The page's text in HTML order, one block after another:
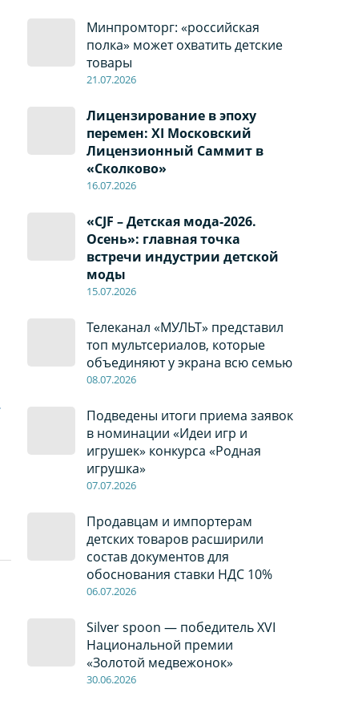
Минпромторг: «российская
полка» может охватить детские
товары
21.07.2026
Лицензирование в эпоху
перемен: XI Московский
Лицензионный Саммит в
«Сколково»
16.07.2026
«CJF – Детская мода-2026.
Осень»: главная точка
встречи индустрии детской
моды
15.07.2026
Телеканал «МУЛЬТ» представил
топ мультсериалов, которые
объединяют у экрана всю семью
08.07.2026
Подведены итоги приема заявок
в номинации «Идеи игр и
игрушек» конкурса «Родная
игрушка»
07.07.2026
Продавцам и импортерам
детских товаров расширили
состав документов для
обоснования ставки НДС 10%
06.07.2026
Silver spoon — победитель XVI
Национальной премии
«Золотой медвежонок»
30.06.2026